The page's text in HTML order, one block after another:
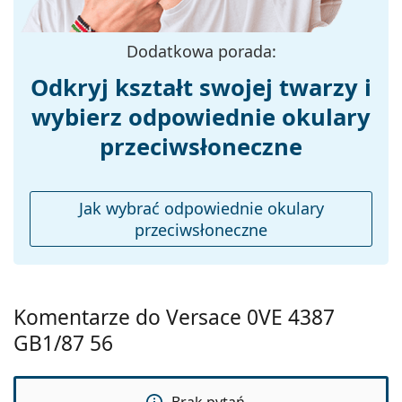
Szerokość mostka:
19 mm
150 g
Regulowane noski: Nie
Elastyczny zawias:
Nie
czyszczenia:
Tak
Inne
Kategoria:
Okulary przeciwsłoneczne
Marka:
Zastosowanie:
Moda
Dodatkowa porada:
Odkryj kształt swojej twarzy i
wybierz odpowiednie okulary
przeciwsłoneczne
Jak wybrać odpowiednie okulary
przeciwsłoneczne
Komentarze do Versace 0VE 4387
GB1/87 56